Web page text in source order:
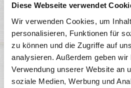
Diese Webseite verwendet
Wir verwenden Cookies, um
personalisieren, Funktionen für
zu können und die Zugriffe auf
analysieren. Außerdem geben
Verwendung unserer Website an
soziale Medien, Werbung und
Crispy Chicken, Cheddar
7,90 €